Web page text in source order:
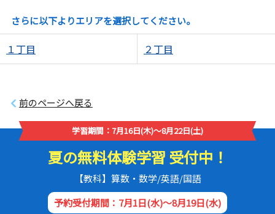
さらに以下よりエリアを選択してください。
１丁目 ２丁目
前のページへ戻る
学習期間：7月16日(木)～8月22日(土)
夏の無料体験学習 受付中！
【教科】算数・数学/英語/国語
予約受付期間：7月1日(水)～8月19日(水)